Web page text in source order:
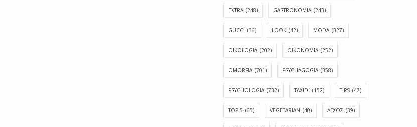
EXTRA (248) GASTRONOMIA (243)
GUCCI (36) LOOK (42) MODA (327)
OIKOLOGIA (202) OIKONOMIA (252)
OMORFIA (701) PSYCHAGOGIA (358)
PSYCHOLOGIA (732) TAXIDI (152) TIPS (47)
TOP 5 (65) VEGETARIAN (40) ΑΓΧΟΣ (39)